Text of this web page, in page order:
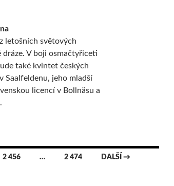
letošních světových
V boji osmačtyřiceti
také kvintet českých
Saalfeldenu, jeho mladší
licencí v Bollnäsu a
2 456 … 2 474 DALŠÍ →